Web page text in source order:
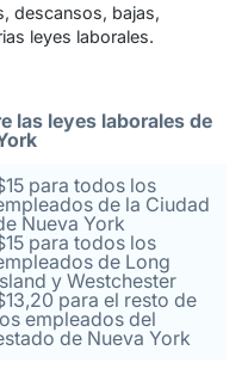
descansos, bajas,
leyes laborales.
las leyes laborales de
para todos los
de la Ciudad
Nueva York
para todos los
de Long
y Westchester
para el resto de
empleados del
de Nueva York